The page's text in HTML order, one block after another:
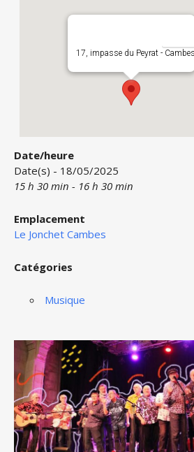
17, impasse du Peyrat - Cambes
Date/heure
Date(s) - 18/05/2025
15 h 30 min - 16 h 30 min
Emplacement
Le Jonchet Cambes
Catégories
Musique